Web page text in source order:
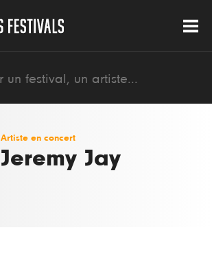
Artiste en concert
Jeremy Jay